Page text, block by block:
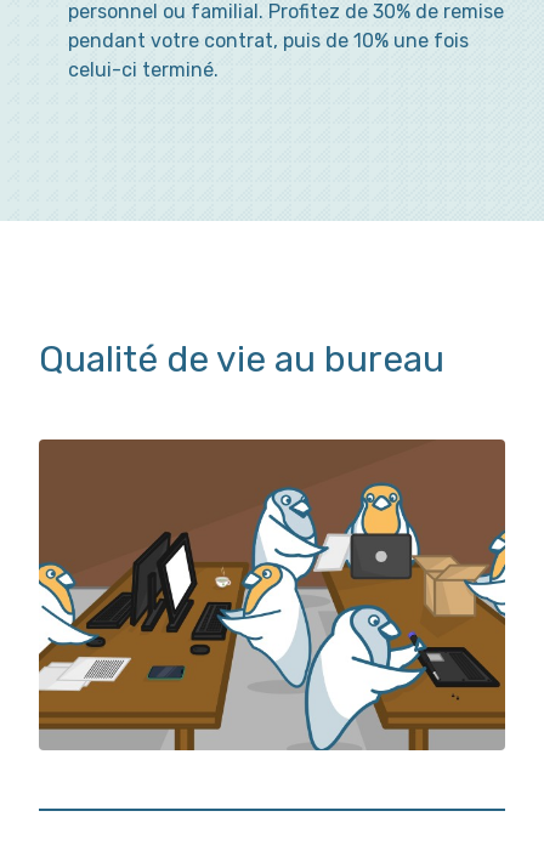
personnel ou familial. Profitez de 30% de remise
pendant votre contrat, puis de 10% une fois
celui-ci terminé.
Qualité de vie au bureau